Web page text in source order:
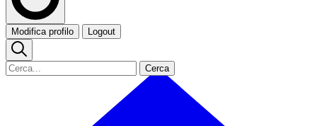
Modifica profilo Logout
Cerca